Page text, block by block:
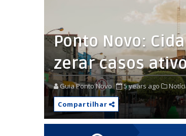
Ponto Novo:
zerar casos
Guia Ponto Novo 5 years ago
Compartilhar